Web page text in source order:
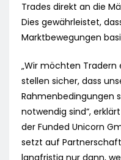
Trades direkt an die
Dies gewährleistet,
Marktbewegungen
„Wir möchten
stellen sicher, dass
Rahmenbedingungen
notwendig sind“,
der Funded Unicorn
setzt auf